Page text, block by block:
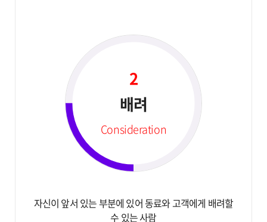
2
배려
Consideration
자신이 앞서 있는 부분에 있어동료와 고객에게 배려할
수 있는 사람